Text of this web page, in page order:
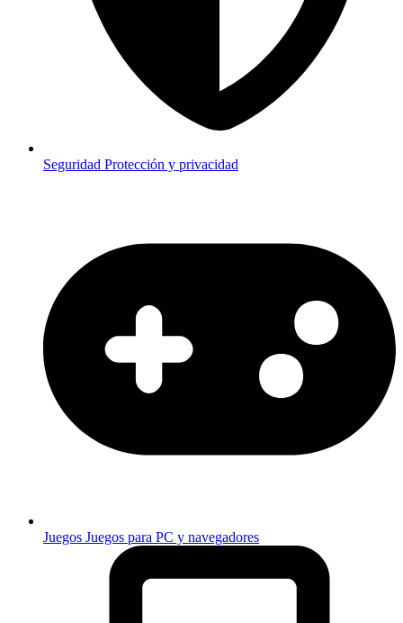
Seguridad Protección y privacidad
Juegos Juegos para PC y navegadores